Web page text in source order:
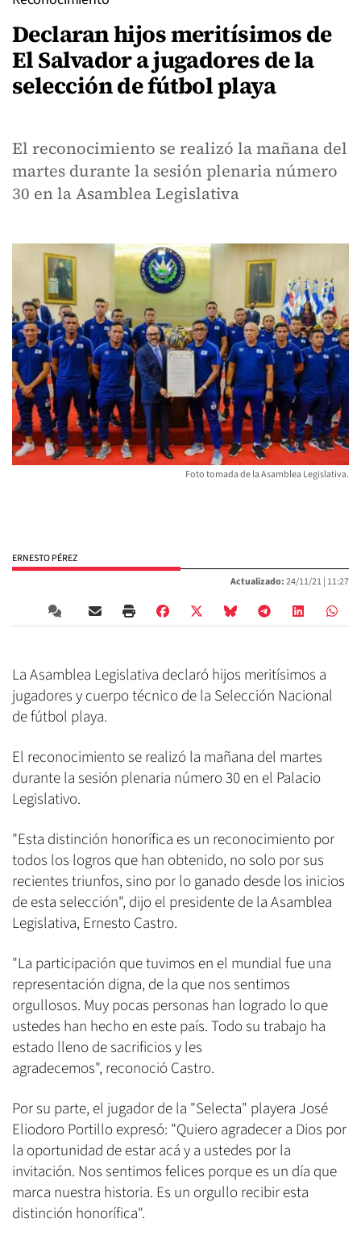
Declaran hijos meritísimos de
El Salvador a jugadores de la
selección de fútbol playa
El reconocimiento se realizó la mañana del
martes durante la sesión plenaria número
30 en la Asamblea Legislativa
Foto tomada de la Asamblea Legislativa.
ERNESTO PÉREZ
Actualizado:24/11/21 | 11:27
La Asamblea Legislativa declaró hijos meritísimos a
jugadores y cuerpo técnico de la Selección Nacional
de fútbol playa.
El reconocimiento se realizó la mañana del martes
durante la sesión plenaria número 30 en el Palacio
Legislativo.
"Esta distinción honorífica es un reconocimiento por
todos los logros que han obtenido, no solo por sus
recientes triunfos, sino por lo ganado desde los inicios
de esta selección", dijo el presidente de la Asamblea
Legislativa, Ernesto Castro.
"La participación que tuvimos en el mundial fue una
representación digna, de la que nos sentimos
orgullosos. Muy pocas personas han logrado lo que
ustedes han hecho en este país. Todo su trabajo ha
estado lleno de sacrificios y les
agradecemos", reconoció Castro.
Por su parte, el jugador de la "Selecta" playera José
Eliodoro Portillo expresó: "Quiero agradecer a Dios por
la oportunidad de estar acá y a ustedes por la
invitación. Nos sentimos felices porque es un día que
marca nuestra historia. Es un orgullo recibir esta
distinción honorífica".